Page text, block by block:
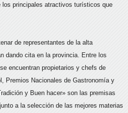
los principales atractivos turísticos que
de representantes de la alta
dando cita en la provincia. Entre los
encuentran propietarios y chefs de
Premios Nacionales de Gastronomía y
y Buen hacer» son las premisas
a la selección de las mejores materias